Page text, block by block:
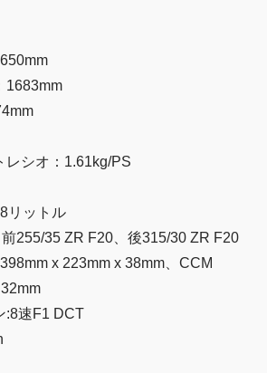
1683mm
レシオ：1.61kg/PS
リットル
255/35 ZR F20、後315/30 ZR F20
x 223mm x 38mm、CCM
:8速F1 DCT